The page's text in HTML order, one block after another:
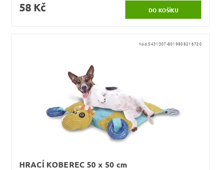
58 Kč
Kód:5431307-8019808216720
HRACÍ KOBEREC 50 x 50 cm